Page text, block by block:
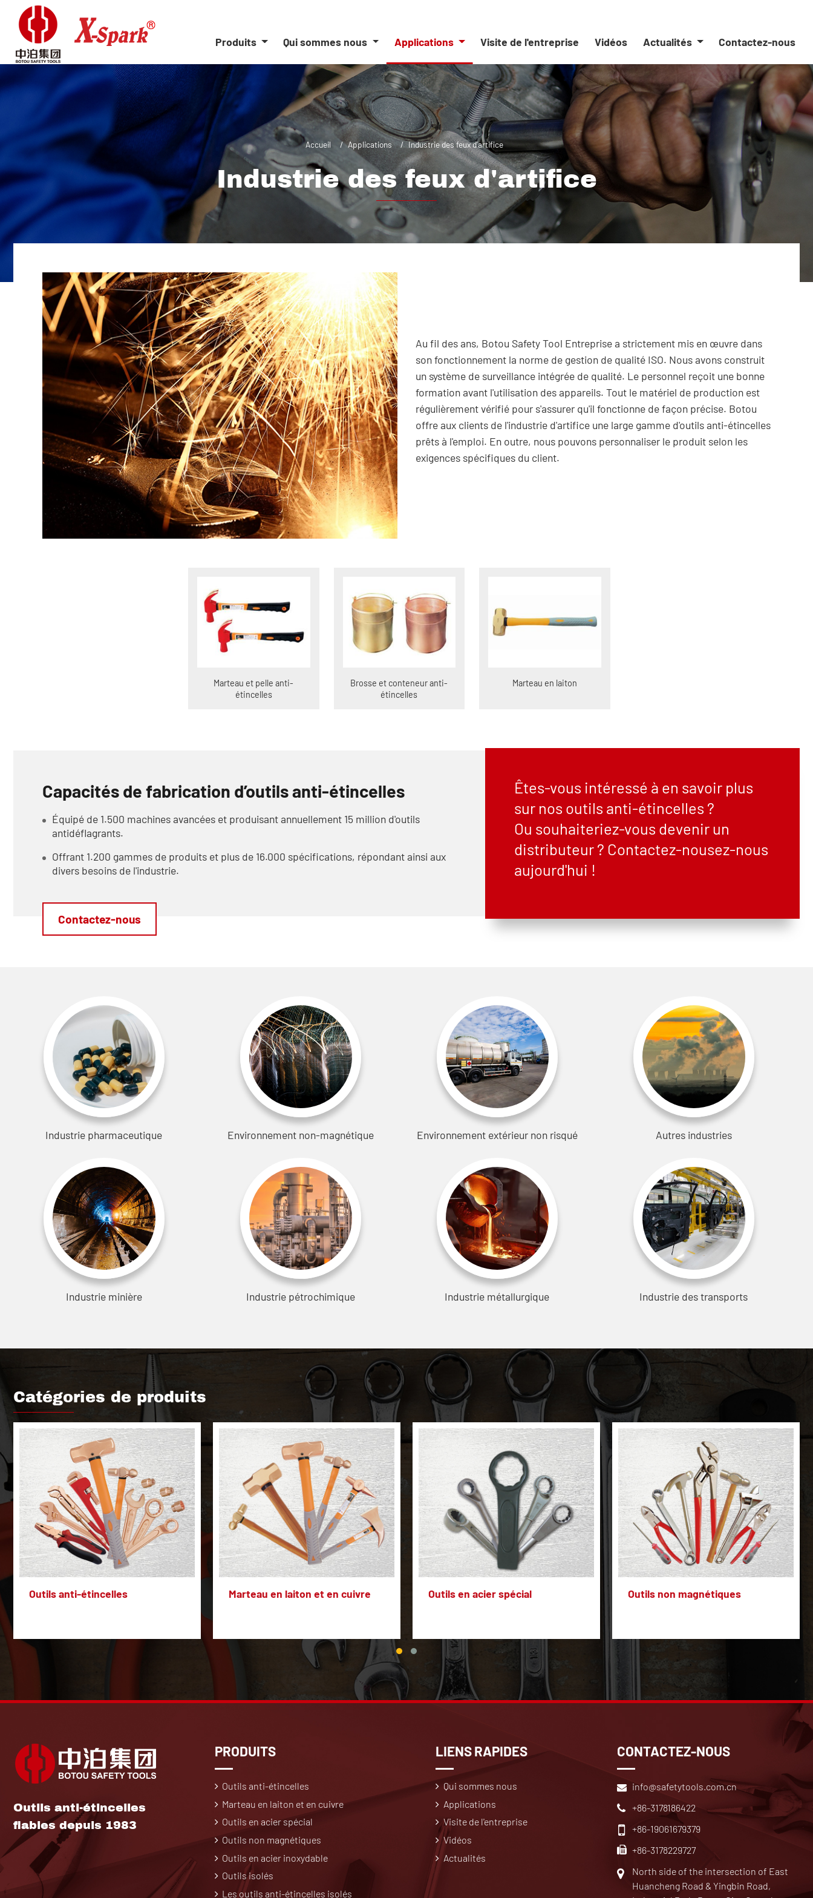
Produits Qui sommes nous Applications Visite de l'entreprise Vidéos Actualités Contactez-nous
Accueil Applications Industrie des feux d'artifice
Industrie des feux d'artifice
Au fil des ans, Botou Safety Tool Entreprise a strictement mis en œuvre dans
son fonctionnement la norme de gestion de qualité ISO. Nous avons construit
un système de surveillance intégrée de qualité. Le personnel reçoit une bonne
formation avant l'utilisation des appareils. Tout le matériel de production est
régulièrement vérifié pour s'assurer qu'il fonctionne de façon précise. Botou
offre aux clients de l'industrie d'artifice une large gamme d'outils anti-étincelles
prêts à l'emploi. En outre, nous pouvons personnaliser le produit selon les
exigences spécifiques du client.
Marteau et pelle anti-
étincelles
Brosse et conteneur anti-
étincelles
Marteau en laiton
Capacités de fabrication d’outils anti-étincelles
Équipé de 1.500 machines avancées et produisant annuellement 15 million d'outils
antidéflagrants.
Offrant 1.200 gammes de produits et plus de 16.000 spécifications, répondant ainsi aux
divers besoins de l'industrie.
Contactez-nous
Êtes-vous intéressé à en savoir plus
sur nos outils anti-étincelles ?
Ou souhaiteriez-vous devenir un
distributeur ? Contactez-nousez-nous
aujourd'hui !
Industrie pharmaceutique Environnement non-magnétique Environnement extérieur non risqué Autres industries
Industrie minière Industrie pétrochimique Industrie métallurgique Industrie des transports
Catégories de produits
Outils anti-étincelles Marteau en laiton et en cuivre Outils en acier spécial Outils non magnétiques
Outils anti-étincelles
fiables depuis 1983
PRODUITS
Outils anti-étincelles
Marteau en laiton et en cuivre
Outils en acier spécial
Outils non magnétiques
Outils en acier inoxydable
Outils isolés
Les outils anti-étincelles isolés
LIENS RAPIDES
Qui sommes nous
Applications
Visite de l'entreprise
Vidéos
Actualités
CONTACTEZ-NOUS
info@safetytools.com.cn
+86-3178186422
+86-19061679379
+86-3178229727
North side of the intersection of East
Huancheng Road & Yingbin Road,